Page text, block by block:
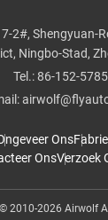
2#, Shengyuan-
Ningbo-Stad,
Tel.:86-152-
Ons
OnsVerzoek
© 2010-2026 Airwolf